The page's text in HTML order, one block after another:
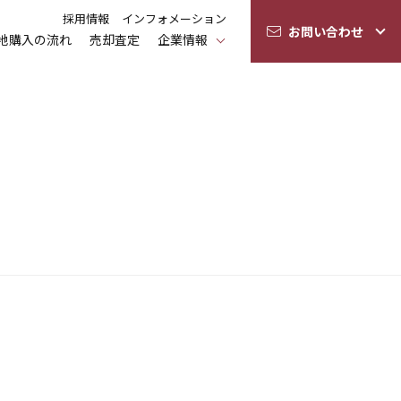
採用情報 インフォメーション
購入の流れ 売却査定 企業情報 お問い合わせ